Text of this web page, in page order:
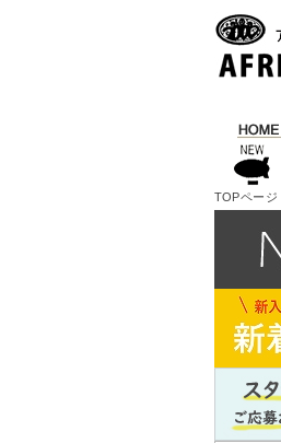
TOPページ